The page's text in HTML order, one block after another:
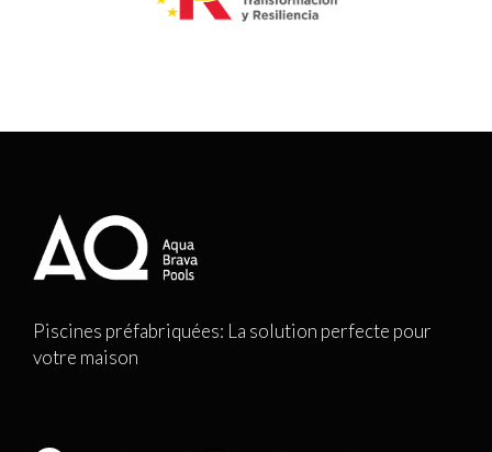
Piscines préfabriquées: La solution perfecte pour
votre maison